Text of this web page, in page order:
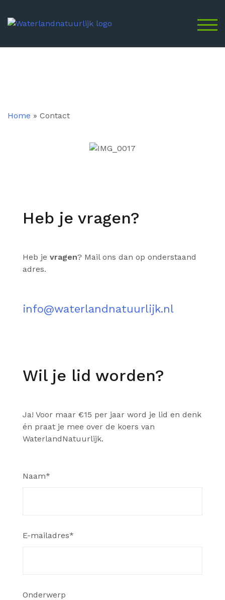
Home » Contact
Heb je vragen?
Heb je vragen? Mail ons dan op onderstaand
adres.
info@waterlandnatuurlijk.nl
Wil je lid worden?
Ja! Voor maar €15 per jaar word je lid en denk
én praat je mee over de koers van
WaterlandNatuurlijk.
Naam*
E-mailadres*
Onderwerp